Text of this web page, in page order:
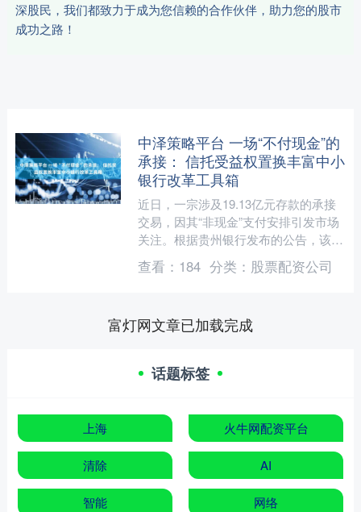
深股民，我们都致力于成为您信赖的合作伙伴，助力您的股市
成功之路！
中泽策略平台 一场“不付现金”的
承接： 信托受益权置换丰富中小
银行改革工具箱
近日，一宗涉及19.13亿元存款的承接
交易，因其“非现金”支付安排引发市场
关注。根据贵州银行发布的公告，该行
主发起设立的龙里国丰村镇银行以资产
收益权委托设立信托....
查看： 184 分类： 股票配资公司
富灯网文章已加载完成
话题标签
上海 火牛网配资平台
清除 AI
智能 网络